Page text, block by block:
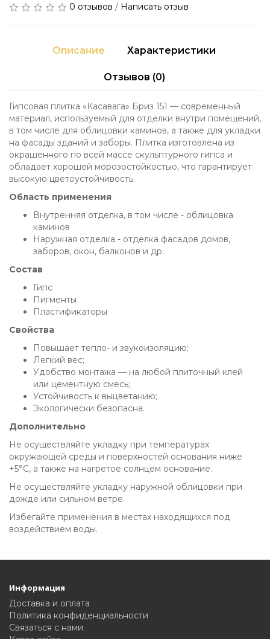
0 отзывов / Написать отзыв
Описание Характеристики
Отзывов (0)
Гипсовая плитка «Касавага» Бриз 151 — современный
материал, используемый для отделки внутри помещений,
в том числе для облицовки каминов, а также для укладки
на фасады зданий и заборы. Плитка изготовлена из
окрашенного по всей массе скульптурного гипса и
обладает хорошей морозостойкостью, что гарантирует
высокую цветоустойчивость.
Область применения
Внутренняя отделка, в том числе - облицовка
каминов
Наружная отделка - отделка фасадов домов,
заборов, окон, балконов и др.
Состав
Гипс
Пигменты
Пластификаторы
Свойства
Повышает тепло- и звукоизоляцию;
Легкий вес;
Удобство монтажа — на любой плиточный клей
или цементную смесь;
Устойчивость к выцветанию;
Экологически безопасна.
Дополнительно
Не осуществляйте укладку при температурах
окружающей среды и поверхностей основания ниже
+5°C, а также на нагретое солнцем основание.
Не осуществляйте укладку наружной облицовки при
дожде или сильном ветре.
Избегайте применения в местах находящихся под
воздействием воды.
Информация
Доставка и оплата
Политика конфиденциальности
Связаться с нами